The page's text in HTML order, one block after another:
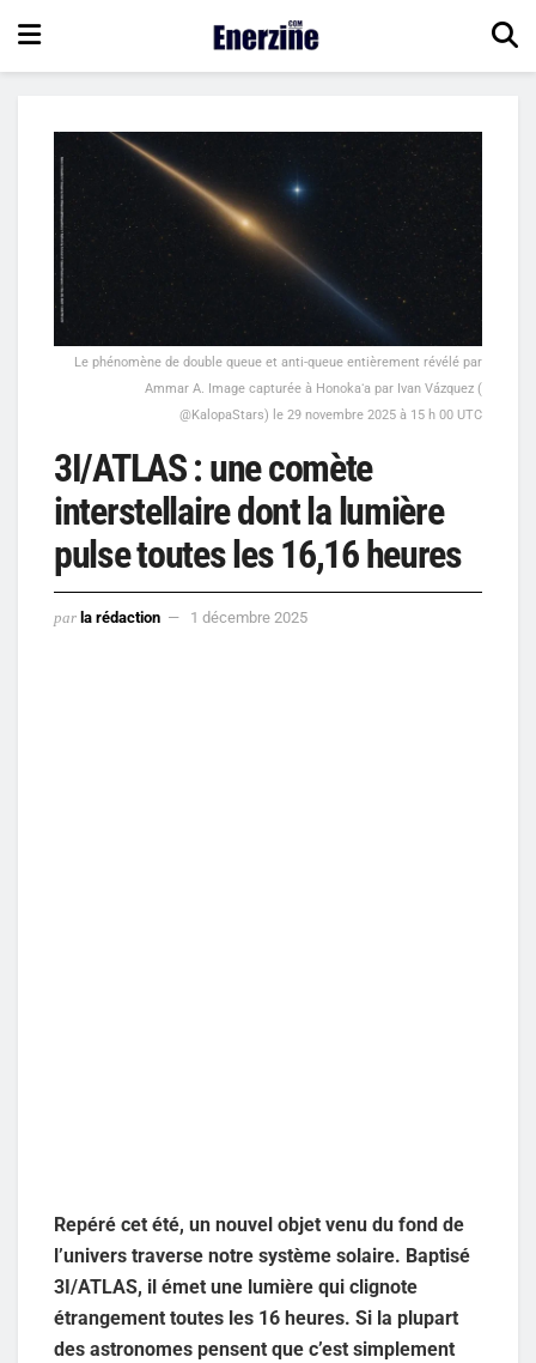
Le phénomène de double queue et anti-queue entièrement révélé par
Ammar A. Image capturée à Honokaʻa par Ivan Vázquez (
@KalopaStars) le 29 novembre 2025 à 15 h 00 UTC
3I/ATLAS : une comète
interstellaire dont la lumière
pulse toutes les 16,16 heures
par la rédaction 1 décembre 2025
Repéré cet été, un nouvel objet venu du fond de
l’univers traverse notre système solaire. Baptisé
3I/ATLAS, il émet une lumière qui clignote
étrangement toutes les 16 heures. Si la plupart
des astronomes pensent que c’est simplement